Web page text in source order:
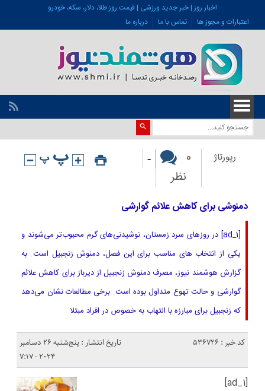
اخبار روز | خبر جدید ورزشی | قیمت روز طلا، دلار، سکه، خودرو
اعتبارات و مجوز ها
تماس با ما درباره ما
رپورتاژ
0
نظر
-
دمنوشی برای کاهش علائم گوارشی
[ad_1] در روزهای سرد زمستان، نوشیدنی‌های گرم محبوب‌تر می‌شوند و
یکی از انتخاب های مناسب برای این فصل، دمنوش زنجبیل است. به
گزارش هوشمند نیوز، مصرف دمنوش زنجبیل از دیرباز برای کاهش علائم
گوارشی و حالت تهوع متداول بوده است. برخی مطالعات نشان می‌دهد
که زنجبیل برای مبارزه با التهاب به‌ خصوص در افراد مبتلا
کد خبر : 536726
تاریخ انتشار : پنج‌شنبه 26 دسامبر
2024 - 7:17
[ad_1]